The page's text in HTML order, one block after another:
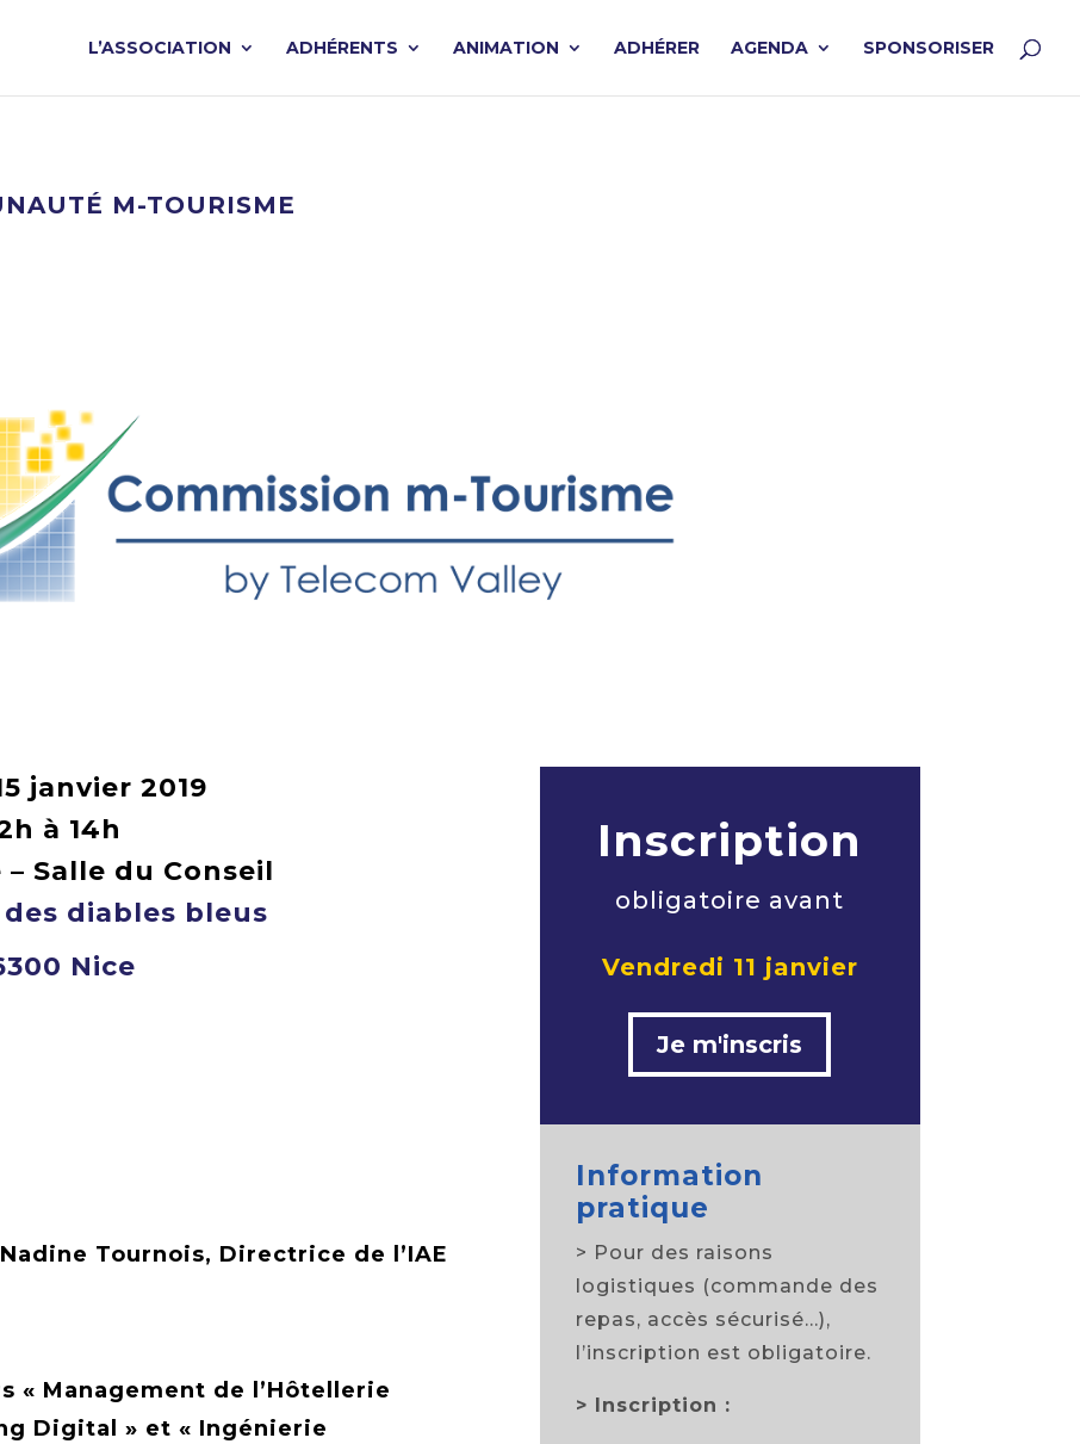
L’ASSOCIATION ADHÉRENTS ANIMATION ADHÉRER AGENDA SPONSORISER
M-TOURISME
janvier 2019
à 14h
– Salle du Conseil
diables bleus
Nice
Inscription
obligatoire avant
Vendredi 11 janvier
Je m'inscris
Tournois, Directrice de l’IAE
« Management de l’Hôtellerie
Digital » et « Ingénierie
Information
pratique
> Pour des raisons
logistiques (commande des
repas, accès sécurisé…),
l’inscription est obligatoire.
> Inscription :